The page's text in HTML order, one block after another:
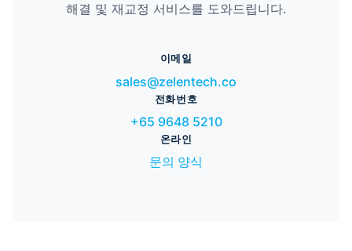
해결 및 재교정 서비스를 도와드립니다.
이메일
sales@zelentech.co
전화번호
+65 9648 5210
온라인
문의 양식